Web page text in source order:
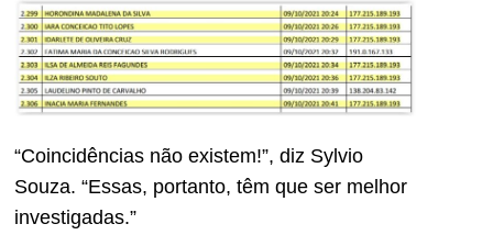
“Coincidências não existem!”, diz Sylvio
Souza. “Essas, portanto, têm que ser melhor
investigadas.”